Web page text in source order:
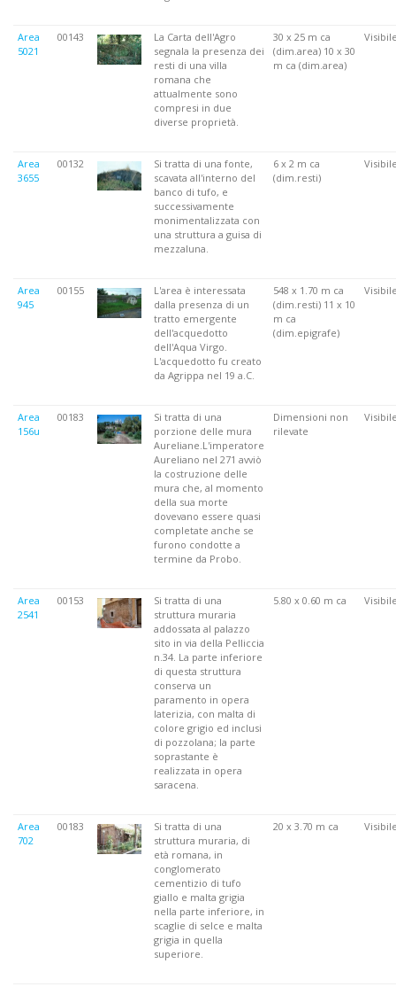
Area
5021
00143
La Carta dell'Agro
segnala la presenza dei
resti di una villa
romana che
attualmente sono
compresi in due
diverse proprietà.
30 x 25 m ca
(dim.area) 10 x 30
m ca (dim.area)
Area
3655
00132
Si tratta di una fonte,
scavata all'interno del
banco di tufo, e
successivamente
monimentalizzata con
una struttura a guisa di
mezzaluna.
6 x 2 m ca
(dim.resti)
Area
945
00155
L'area è interessata
dalla presenza di un
tratto emergente
dell'acquedotto
dell'Aqua Virgo.
L'acquedotto fu creato
da Agrippa nel 19 a.C.
548 x 1.70 m ca
(dim.resti) 11 x 10
m ca
(dim.epigrafe)
Area
156u
00183
Si tratta di una
porzione delle mura
Aureliane.L'imperatore
Aureliano nel 271 avviò
la costruzione delle
mura che, al momento
della sua morte
dovevano essere quasi
completate anche se
furono condotte a
termine da Probo.
Dimensioni non
rilevate
Area
2541
00153
Si tratta di una
struttura muraria
addossata al palazzo
sito in via della Pelliccia
n.34. La parte inferiore
di questa struttura
conserva un
paramento in opera
laterizia, con malta di
colore grigio ed inclusi
di pozzolana; la parte
soprastante è
realizzata in opera
saracena.
5.80 x 0.60 m ca
Area
702
00183
Si tratta di una
struttura muraria, di
età romana, in
conglomerato
cementizio di tufo
giallo e malta grigia
nella parte inferiore, in
scaglie di selce e malta
grigia in quella
superiore.
20 x 3.70 m ca